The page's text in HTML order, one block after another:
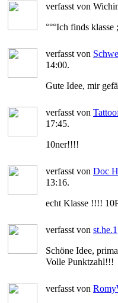
verfasst von
°°°Ich finds klasse
verfasst von
14:00.
Gute Idee, mir
verfasst von
17:45.
10ner!!!!
verfasst von Doc
13:16.
echt Klasse !!!!
verfasst von st.he.1
Schöne Idee,
Volle Punktzahl!!!
verfasst von